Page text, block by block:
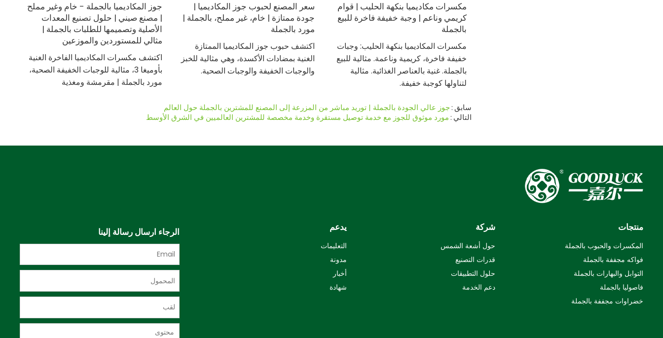
مكسرات مكاديميا بنكهة الحليب | قوام
كريمي وناعم | وجبة خفيفة فاخرة للبيع
بالجملة
مكسرات المكاديميا بنكهة الحليب: وجبات
خفيفة فاخرة، كريمية وناعمة. مثالية للبيع
بالجملة. غنية بالعناصر الغذائية. مثالية
لتناولها كوجبة خفيفة.
سعر المصنع لحبوب جوز المكاديميا |
جودة ممتازة | خام، غير مملح، بالجملة |
مورد بالجملة
اكتشف حبوب جوز المكاديميا الممتازة
الغنية بمضادات الأكسدة، وهي مثالية للخبز
والوجبات الخفيفة والوجبات الصحية.
جوز المكاديميا بالجملة - خام وغير مملح
| مصنع صيني | حلول تصنيع المعدات
الأصلية وتصميمها للطلبات بالجملة |
مثالي للمستوردين والموزعين
اكتشف مكسرات المكاديميا الفاخرة الغنية
بأوميغا 3، مثالية للوجبات الخفيفة الصحية،
مورد بالجملة | مقرمشة ومغذية
سابق جوز عالي الجودة بالجملة | توريد مباشر من المزرعة إلى المصنع للمشترين بالجملة حول العالم
التالي مورد موثوق للجوز مع خدمة توصيل مستقرة وخدمة مخصصة للمشترين العالميين في الشرق الأوسط
منتجات
المكسرات والحبوب بالجملة
فواكه مجففة بالجملة
التوابل والبهارات بالجملة
فاصوليا بالجملة
خضراوات مجففة بالجملة
شركة
حول أشعة الشمس
قدرات التصنيع
حلول التطبيقات
دعم الخدمة
يدعم
التعليمات
مدونة
أخبار
شهادة
الرجاء ارسال رسالة إلينا